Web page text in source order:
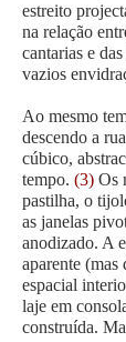
estreito
na relação
cantarias e
vazios
Ao mesmo
descendo a
cúbico,
tempo. (3) Os
pastilha, o
as janelas
anodizado. A
aparente (mas
espacial
laje em
construída.